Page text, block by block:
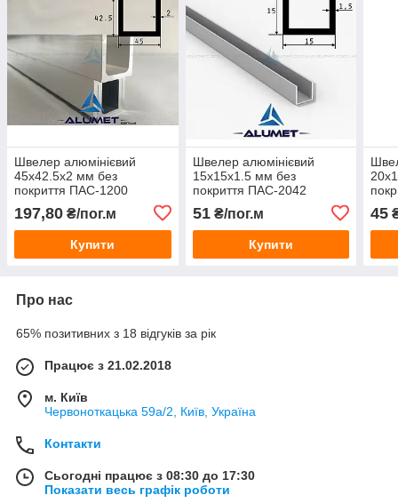
Швелер алюмінієвий
45х42.5х2 мм без
покриття ПАС-1200
197,80 ₴/пог.м
Купити
Швелер алюмінієвий
15х15х1.5 мм без
покриття ПАС-2042
51₴/пог.м
Купити
45
Про нас
65% позитивних з 18 відгуків за рік
Працює з 21.02.2018
м. Київ
Червоноткацька 59а/2, Київ, Україна
Контакти
Сьогодні працює з 08:30 до 17:30
Показати весь графік роботи